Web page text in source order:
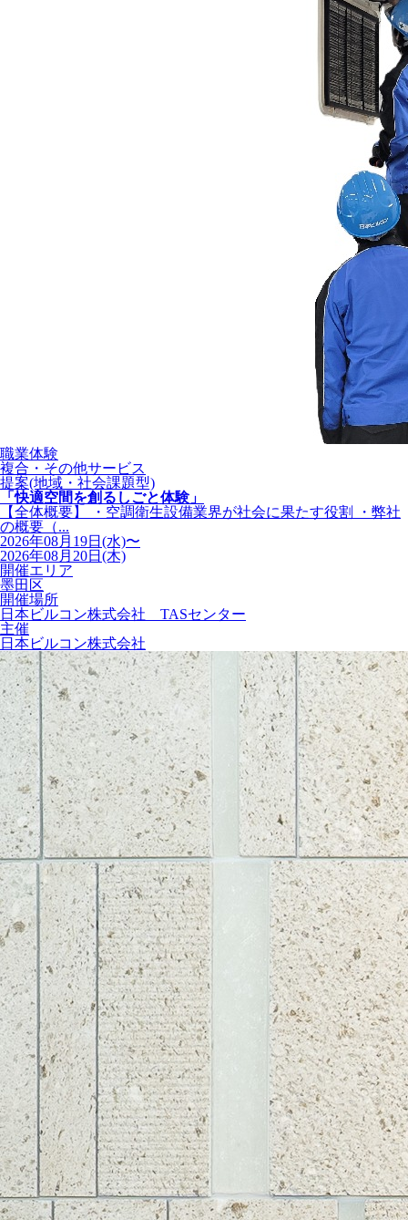
職業体験
複合・その他サービス
提案(地域・社会課題型)
「快適空間を創るしごと体験」
【全体概要】 ・空調衛生設備業界が社会に果たす役割 ・弊社
の概要（...
2026年08月19日(水)〜
2026年08月20日(木)
開催エリア
墨田区
開催場所
日本ビルコン株式会社 TASセンター
主催
日本ビルコン株式会社